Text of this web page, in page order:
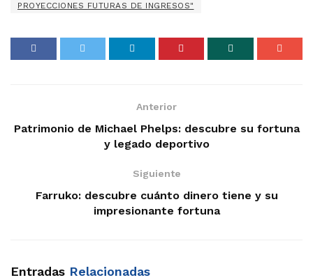
PROYECCIONES FUTURAS DE INGRESOS"
Anterior
Patrimonio de Michael Phelps: descubre su fortuna
y legado deportivo
Siguiente
Farruko: descubre cuánto dinero tiene y su
impresionante fortuna
Entradas Relacionadas